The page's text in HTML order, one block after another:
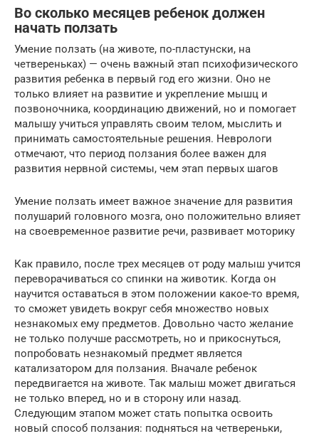
Во сколько месяцев ребенок должен
начать ползать
Умение ползать (на животе, по-пластунски, на
четвереньках) — очень важный этап психофизического
развития ребенка в первый год его жизни. Оно не
только влияет на развитие и укрепление мышц и
позвоночника, координацию движений, но и помогает
малышу учиться управлять своим телом, мыслить и
принимать самостоятельные решения. Неврологи
отмечают, что период ползания более важен для
развития нервной системы, чем этап первых шагов
Умение ползать имеет важное значение для развития
полушарий головного мозга, оно положительно влияет
на своевременное развитие речи, развивает моторику
Как правило, после трех месяцев от роду малыш учится
переворачиваться со спинки на животик. Когда он
научится оставаться в этом положении какое-то время,
то сможет увидеть вокруг себя множество новых
незнакомых ему предметов. Довольно часто желание
не только получше рассмотреть, но и прикоснуться,
попробовать незнакомый предмет является
катализатором для ползания. Вначале ребенок
передвигается на животе. Так малыш может двигаться
не только вперед, но и в сторону или назад.
Следующим этапом может стать попытка освоить
новый способ ползания: подняться на четвереньки,